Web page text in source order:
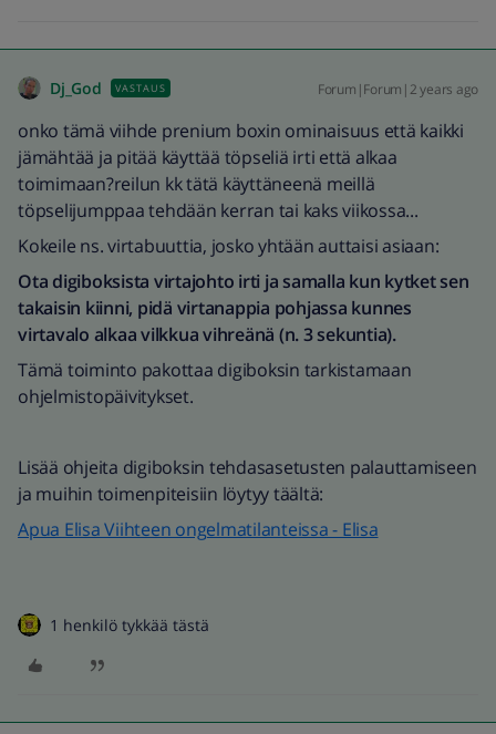
Dj_God VASTAUS Forum|Forum|2 years ago
onko tämä viihde prenium boxin ominaisuus että kaikki
jämähtää ja pitää käyttää töpseliä irti että alkaa
toimimaan?reilun kk tätä käyttäneenä meillä
töpselijumppaa tehdään kerran tai kaks viikossa...
Kokeile ns. virtabuuttia, josko yhtään auttaisi asiaan:
Ota digiboksista virtajohto irti ja samalla kun kytket sen
takaisin kiinni, pidä virtanappia pohjassa kunnes
virtavalo alkaa vilkkua vihreänä (n. 3 sekuntia).
Tämä toiminto pakottaa digiboksin tarkistamaan
ohjelmistopäivitykset.
Lisää ohjeita digiboksin tehdasasetusten palauttamiseen
ja muihin toimenpiteisiin löytyy täältä:
Apua Elisa Viihteen ongelmatilanteissa - Elisa
1 henkilö tykkää tästä